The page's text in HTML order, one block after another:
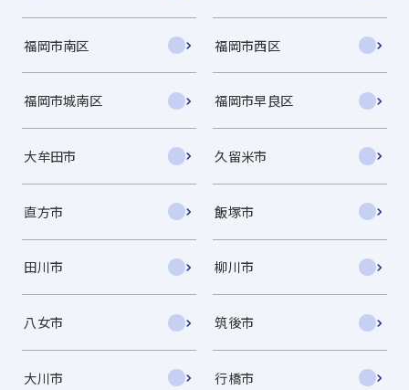
福岡市南区 福岡市西区
福岡市城南区 福岡市早良区
大牟田市 久留米市
直方市 飯塚市
田川市 柳川市
八女市 筑後市
大川市 行橋市